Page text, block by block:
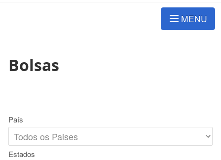
MENU
Bolsas
País
Estados